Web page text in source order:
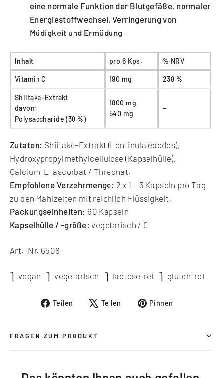
eine normale Funktion der Blutgefäße, normaler
Energiestoffwechsel, Verringerung von
Müdigkeit und Ermüdung
Inhalt pro 6 Kps. % NRV
Vitamin C 190 mg 238 %
Shiitake-Extrakt
davon:
Polysaccharide (30 %)
1800 mg
540 mg
–
Zutaten: Shiitake-Extrakt (Lentinula edodes),
Hydroxypropylmethylcellulose (Kapselhülle),
Calcium-L-ascorbat / Threonat.
Empfohlene Verzehrmenge: 2 x 1 – 3 Kapseln pro Tag
zu den Mahlzeiten mit reichlich Flüssigkeit.
Packungseinheiten: 60 Kapseln
Kapselhülle / -größe: vegetarisch / 0
Art.-Nr. 6508
⎫ vegan ⎫ vegetarisch ⎫ lactosefrei ⎫ glutenfrei
Teilen
Auf
Teilen
Auf
Pinnen
FRAGEN ZUM PRODUKT